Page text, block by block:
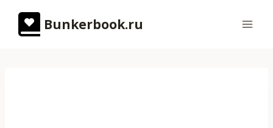
содержимому
Bunkerbook.ru